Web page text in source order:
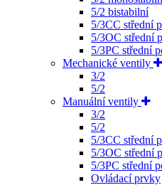
5/2 bistabilní
5/3CC střední
5/3OC střední
5/3PC střední
Mechanické ventily
3/2
5/2
Manuální ventily
3/2
5/2
5/3CC střední
5/3OC střední
5/3PC střední
Ovládací prvky